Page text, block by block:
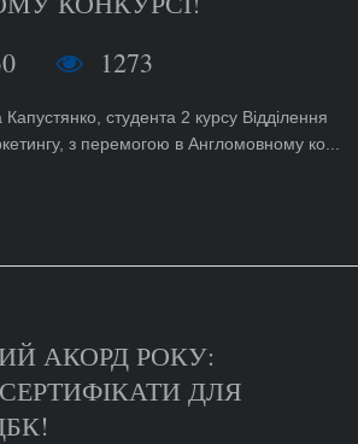
30
1273
студента 2 курсу Відділення
з перемогою в Англомовному ко...
АКОРД РОКУ:
ДЛЯ